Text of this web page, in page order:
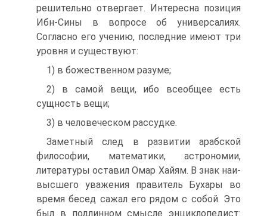
решительно отвергает. Интересна позиция
Ибн-Сины в вопросе об универсалиях.
Согласно его учению, последние имеют три
уровня и существуют:
1) в божественном разуме;
2) в самой вещи, ибо всеобщее есть
сущность вещи;
3) в человеческом рассудке.
Заметный след в развитии арабской
философии, математи­ки, астрономии,
литературы оставил Омар Хайям. В знак наи­
высшего уважения правитель Бухары во
время бесед сажал его рядом с собой. Это
был в подлинном смысле энциклопедист: